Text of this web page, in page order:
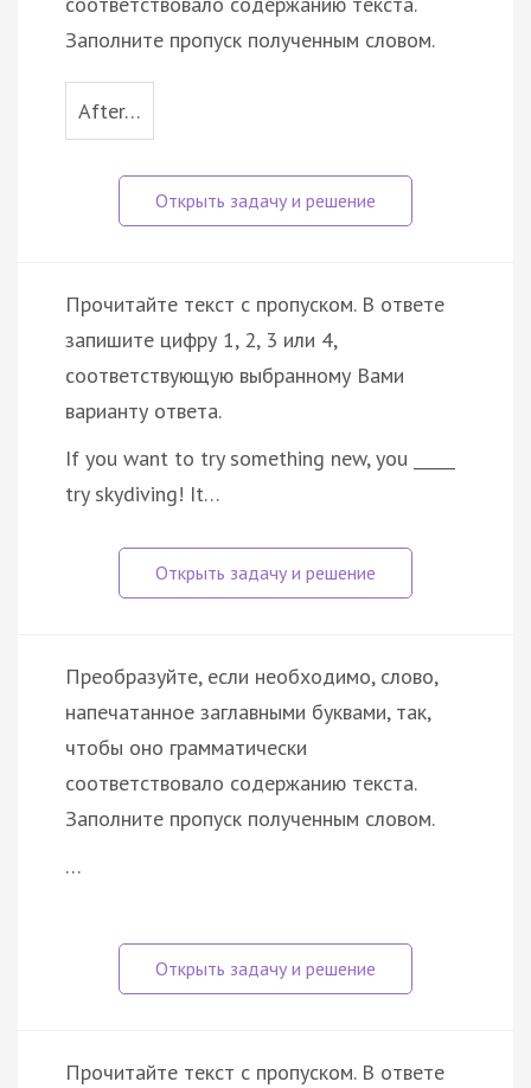
Заполните пропуск полученным словом.
After…
Прочитайте текст с пропуском. В ответе
запишите цифру 1, 2, 3 или 4,
соответствующую выбранному Вами
варианту ответа.
If you want to try something new, you _____
try skydiving! It…
Преобразуйте, если необходимо, слово,
напечатанное заглавными буквами, так,
чтобы оно грамматически
соответствовало содержанию текста.
Заполните пропуск полученным словом.
…
Прочитайте текст с пропуском. В ответе